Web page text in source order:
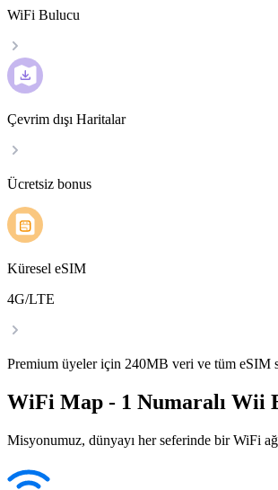
WiFi Bulucu
Çevrim dışı Haritalar
Ücretsiz bonus
Küresel eSIM
4G/LTE
Premium üyeler için 240MB veri ve tüm eSIM
WiFi Map - 1 Numaralı Wii
Misyonumuz, dünyayı her seferinde bir WiFi